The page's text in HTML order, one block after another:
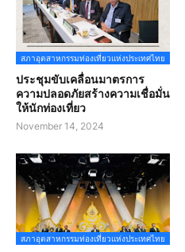
สภาอุตสาหกรรมท่องเที่ยวแห่งประเทศไทย
ประชุมขับเคลื่อนมาตรการ
ความปลอดภัยสร้างความเชื่อมั่น
ให้นักท่องเที่ยว
November 14, 2024
สภาอุตสาหกรรมท่องเที่ยวแห่งประเทศไทย